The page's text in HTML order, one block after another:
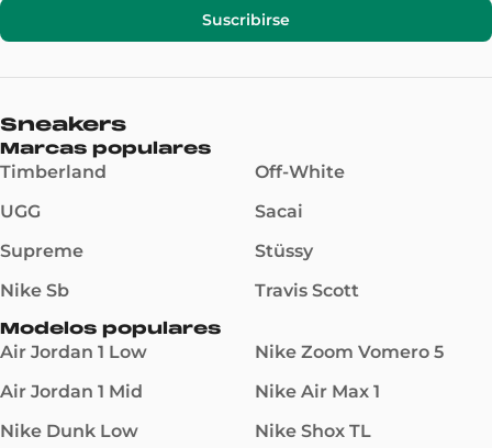
Suscribirse
Sneakers
Marcas populares
Timberland
UGG
Supreme
Nike Sb
Off-White
Sacai
Stüssy
Travis Scott
Modelos populares
Air Jordan 1 Low
Air Jordan 1 Mid
Nike Dunk Low
Nike Zoom Vomero 5
Nike Air Max 1
Nike Shox TL